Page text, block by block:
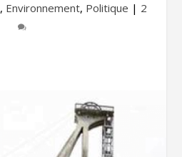
, Environnement, Politique | 2